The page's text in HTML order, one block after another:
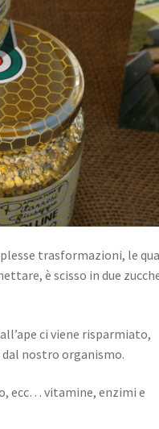
trasformazioni, le
è scisso in due
ci viene risparmiato,
nostro organismo.
ecc… vitamine, enzimi e